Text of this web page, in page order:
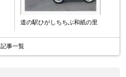
道の駅ひがしちちぶ和紙の里
記事一覧